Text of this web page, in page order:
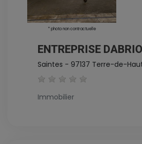
* photo non contractuelle
ENTREPRISE
Saintes - 97137 Terre-de-
Immobilier